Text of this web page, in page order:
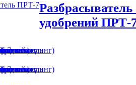
удобрений ПРТ-